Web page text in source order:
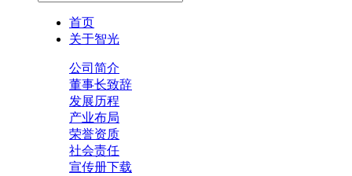
首页
关于智光
公司简介
董事长致辞
发展历程
产业布局
荣誉资质
社会责任
宣传册下载